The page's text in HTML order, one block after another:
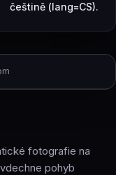
fotografie na
pohyb
češtině (lang=CS).